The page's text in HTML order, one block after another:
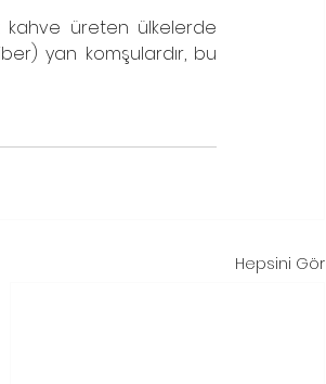
kahve üreten ülkelerde
yan komşulardır, bu
Hepsini Gör